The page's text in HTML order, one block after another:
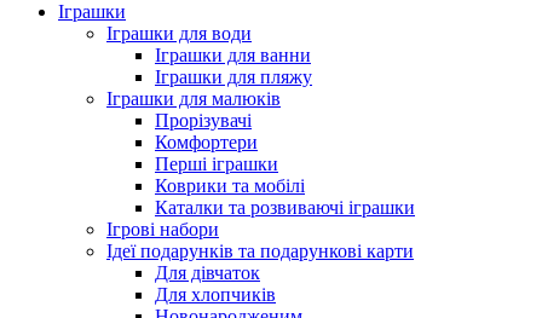
Іграшки
Іграшки для води
Іграшки для ванни
Іграшки для пляжу
Іграшки для малюків
Прорізувачі
Комфортери
Перші іграшки
Коврики та мобілі
Каталки та розвиваючі іграшки
Ігрові набори
Ідеї ​​подарунків та подарункові карти
Для дівчаток
Для хлопчиків